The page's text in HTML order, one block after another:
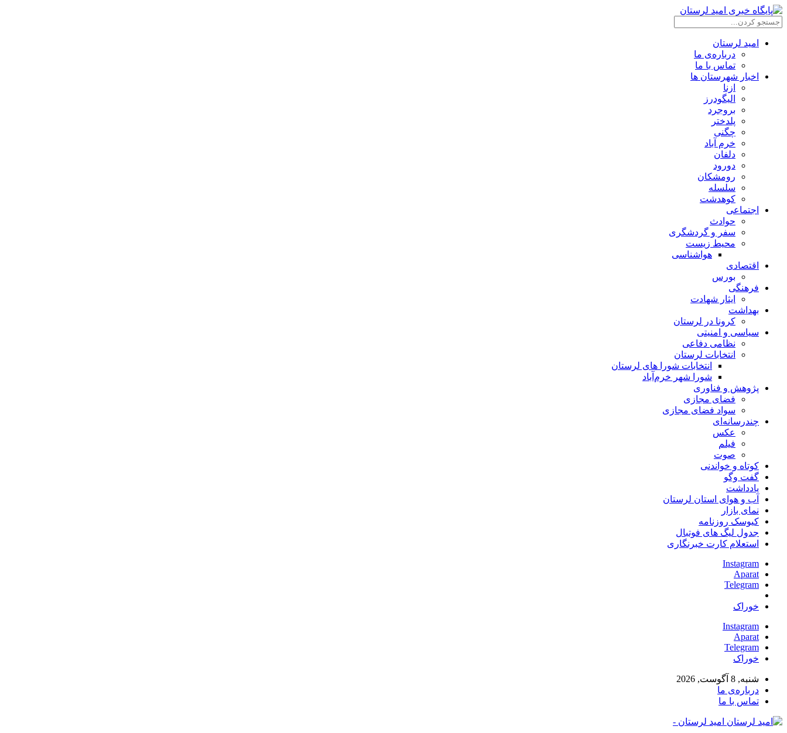
امید لرستان
درباره‌ی ما
تماس با ما
اخبار شهرستان ها
ازنا
الیگودرز
بروجرد
پلدختر
چگنی
خرم آباد
دلفان
دورود
رومشکان
سلسله
کوهدشت
اجتماعی
حوادث
سفر و گردشگری
محیط زیست
هواشناسی
اقتصادی
بورس
فرهنگی
ایثار شهادت
بهداشت
کرونا در لرستان
سیاسی و امنیتی
نظامی دفاعی
انتخابات لرستان
انتخابات شورا های لرستان
شورا شهر خرم‌آباد
پژوهش و فناوری
فضای مجازی
سواد فضای مجازی
چندرسانه‌ای
عكس
فیلم
صوت
کوتاه و خواندنی
گفت وگو
یادداشت
آب و هوای استان لرستان
نمای بازار
کیوسک روزنامه
جدول لیگ های فوتبال
استعلام کارت خبرنگاری
Instagram
Aparat
Telegram
خوراک
Instagram
Aparat
Telegram
خوراک
شنبه, 8 آگوست, 2026
درباره‌ی ما
تماس با ما
امید لرستان -